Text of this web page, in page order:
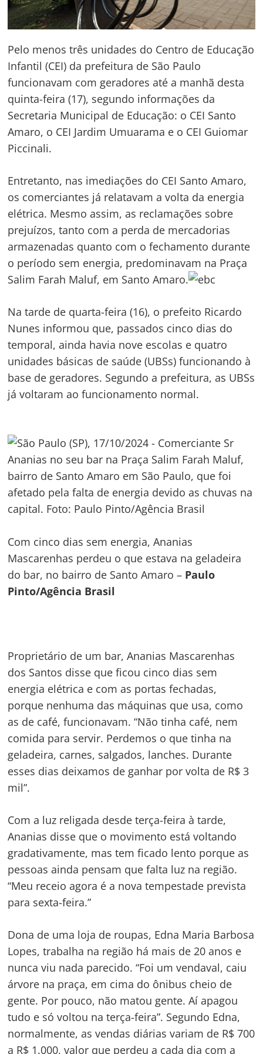
Pelo menos três unidades do Centro de Educação
Infantil (CEI) da prefeitura de São Paulo
funcionavam com geradores até a manhã desta
quinta-feira (17), segundo informações da
Secretaria Municipal de Educação: o CEI Santo
Amaro, o CEI Jardim Umuarama e o CEI Guiomar
Piccinali.
Entretanto, nas imediações do CEI Santo Amaro,
os comerciantes já relatavam a volta da energia
elétrica. Mesmo assim, as reclamações sobre
prejuízos, tanto com a perda de mercadorias
armazenadas quanto com o fechamento durante
o período sem energia, predominavam na Praça
Salim Farah Maluf, em Santo Amaro.
Na tarde de quarta-feira (16), o prefeito Ricardo
Nunes informou que, passados cinco dias do
temporal, ainda havia nove escolas e quatro
unidades básicas de saúde (UBSs) funcionando à
base de geradores. Segundo a prefeitura, as UBSs
já voltaram ao funcionamento normal.
Com cinco dias sem energia, Ananias
Mascarenhas perdeu o que estava na geladeira
do bar, no bairro de Santo Amaro – Paulo
Pinto/Agência Brasil
Proprietário de um bar, Ananias Mascarenhas
dos Santos disse que ficou cinco dias sem
energia elétrica e com as portas fechadas,
porque nenhuma das máquinas que usa, como
as de café, funcionavam. “Não tinha café, nem
comida para servir. Perdemos o que tinha na
geladeira, carnes, salgados, lanches. Durante
esses dias deixamos de ganhar por volta de R$ 3
mil”.
Com a luz religada desde terça-feira à tarde,
Ananias disse que o movimento está voltando
gradativamente, mas tem ficado lento porque as
pessoas ainda pensam que falta luz na região.
“Meu receio agora é a nova tempestade prevista
para sexta-feira.”
Dona de uma loja de roupas, Edna Maria Barbosa
Lopes, trabalha na região há mais de 20 anos e
nunca viu nada parecido. “Foi um vendaval, caiu
árvore na praça, em cima do ônibus cheio de
gente. Por pouco, não matou gente. Aí apagou
tudo e só voltou na terça-feira”. Segundo Edna,
normalmente, as vendas diárias variam de R$ 700
a R$ 1.000, valor que perdeu a cada dia com a
Navegação
de
Post